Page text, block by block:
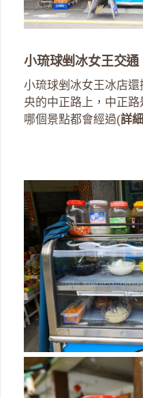
小琉球剉冰女王交通
小琉球剉冰女王冰店
央的中正路上，中正
哪個景點都會經過(詳